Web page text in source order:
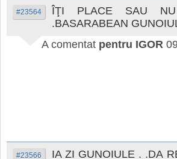
#23564
ÎŢI PLACE SAU
.BASARABEAN
A comentat pentru IGOR
#23566
IA ZI GUNOIULE . .DA